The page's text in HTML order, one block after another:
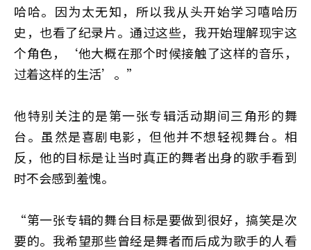
哈哈。因为太无知，所以我从头开始学习嘻哈历
史，也看了纪录片。通过这些，我开始理解现宇这
个角色，‘他大概在那个时候接触了这样的音乐，
过着这样的生活’。”
他特别关注的是第一张专辑活动期间三角形的舞
台。虽然是喜剧电影，但他并不想轻视舞台。相
反，他的目标是让当时真正的舞者出身的歌手看到
时不会感到羞愧。
“第一张专辑的舞台目标是要做到很好，搞笑是次
要的。我希望那些曾经是舞者而后成为歌手的人看